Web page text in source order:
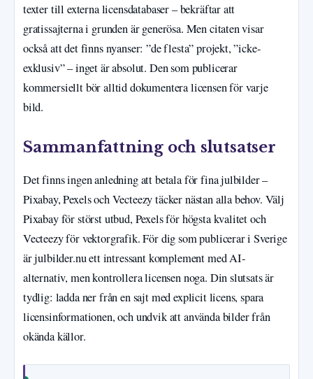
texter till externa licensdatabaser – bekräftar att
gratissajterna i grunden är generösa. Men citaten visar
också att det finns nyanser: ”de flesta” projekt, ”icke-
exklusiv” – inget är absolut. Den som publicerar
kommersiellt bör alltid dokumentera licensen för varje
bild.
Sammanfattning och slutsatser
Det finns ingen anledning att betala för fina julbilder –
Pixabay, Pexels och Vecteezy täcker nästan alla behov. Välj
Pixabay för störst utbud, Pexels för högsta kvalitet och
Vecteezy för vektorgrafik. För dig som publicerar i Sverige
är julbilder.nu ett intressant komplement med AI-
alternativ, men kontrollera licensen noga. Din slutsats är
tydlig: ladda ner från en sajt med explicit licens, spara
licensinformationen, och undvik att använda bilder från
okända källor.